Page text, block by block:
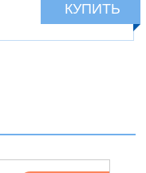
КУПИТЬ